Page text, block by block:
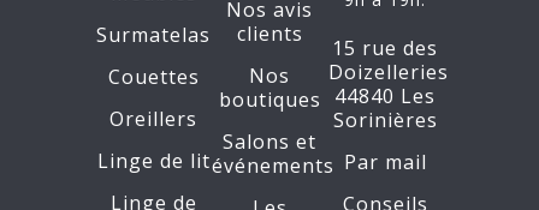
Surmatelas
Couettes
Oreillers
Linge de lit
Linge de
Nos avis
clients
Nos
boutiques
Salons et
événements
15 rue des
Doizelleries
44840 Les
Sorinières
Par mail
Conseils